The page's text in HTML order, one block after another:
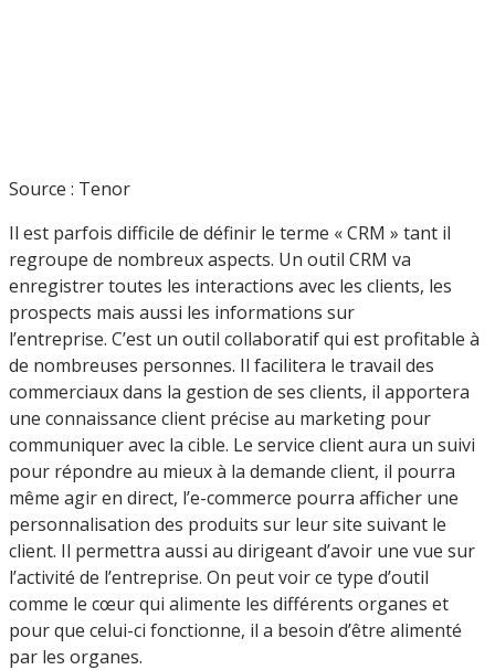
Source : Tenor
Il est parfois difficile de définir le terme « CRM » tant il
regroupe de nombreux aspects. Un outil CRM va
enregistrer toutes les interactions avec les clients, les
prospects mais aussi les informations sur
l’entreprise. C’est un outil collaboratif qui est profitable à
de nombreuses personnes. Il facilitera le travail des
commerciaux dans la gestion de ses clients, il apportera
une connaissance client précise au marketing pour
communiquer avec la cible. Le service client aura un suivi
pour répondre au mieux à la demande client, il pourra
même agir en direct, l’e-commerce pourra afficher une
personnalisation des produits sur leur site suivant le
client. Il permettra aussi au dirigeant d’avoir une vue sur
l’activité de l’entreprise. On peut voir ce type d’outil
comme le cœur qui alimente les différents organes et
pour que celui-ci fonctionne, il a besoin d’être alimenté
par les organes.